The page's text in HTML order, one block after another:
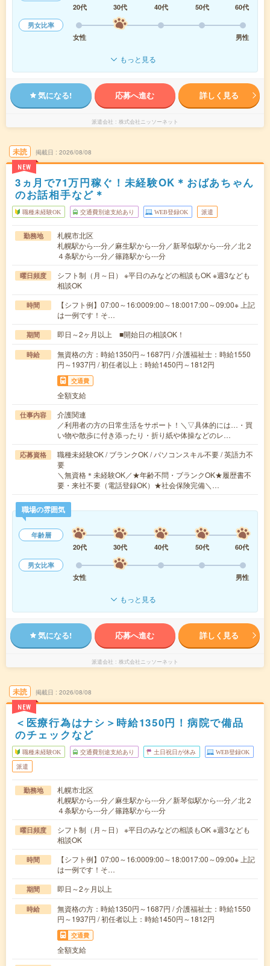
20代
30代 40代 50代
60代
男女比率
女性
男性
もっと見る
気になる! 応募へ進む 詳しく見る
派遣会社 株式会社ニッソーネット
未読
NEW
掲載日 2026/08/08
3ヵ月で71万円稼ぐ！未経験OK＊おばあちゃん
のお話相手など＊
職種未経験OK 交通費別途支給あり WEB登録OK 派遣
勤務地
札幌市北区
札幌駅から---分／麻生駅から---分／新琴似駅から---分／北２
４条駅から---分／篠路駅から---分
曜日頻度
シフト制（月～日） ※平日のみなどの相談もOK ※週3なども
相談OK
時間
【シフト例】07:00～16:0009:00～18:0017:00～09:00※ 上記
は一例です！そ…
期間 即日～2ヶ月以上 ■開始日の相談OK！
時給
無資格の方：時給1350円～1687円 / 介護福祉士：時給1550
円～1937円 / 初任者以上：時給1450円～1812円
交通費
全額支給
仕事内容
介護関連
／利用者の方の日常生活をサポート！＼▽具体的には…・買
い物や散歩に付き添ったり・折り紙や体操などのレ…
応募資格
職種未経験OK / ブランクOK / パソコンスキル不要 / 英語力不
要
＼無資格＊未経験OK／★年齢不問・ブランクOK★履歴書不
要・来社不要（電話登録OK）★社会保険完備＼…
職場の雰囲気
年齢層
20代
30代 40代 50代
60代
男女比率
女性
男性
もっと見る
気になる! 応募へ進む 詳しく見る
派遣会社 株式会社ニッソーネット
未読
NEW
掲載日 2026/08/08
＜医療行為はナシ＞時給1350円！病院で備品
のチェックなど
職種未経験OK 交通費別途支給あり 土日祝日が休み WEB登録OK
派遣
勤務地
札幌市北区
札幌駅から---分／麻生駅から---分／新琴似駅から---分／北２
４条駅から---分／篠路駅から---分
曜日頻度
シフト制（月～日） ※平日のみなどの相談もOK ※週3なども
相談OK
時間
【シフト例】07:00～16:0009:00～18:0017:00～09:00※ 上記
は一例です！そ…
期間 即日～2ヶ月以上
時給
無資格の方：時給1350円～1687円 / 介護福祉士：時給1550
円～1937円 / 初任者以上：時給1450円～1812円
交通費
全額支給